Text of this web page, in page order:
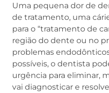
Uma pequena dor de
de tratamento, uma
para o “tratamento de
região do dente ou no
problemas
possíveis, o dentista
urgência para eliminar,
vai diagnosticar e